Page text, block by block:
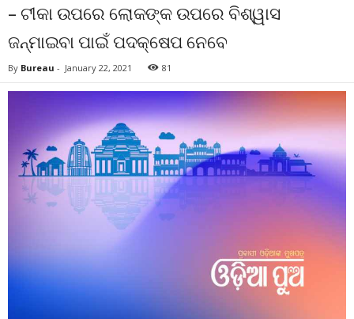
– ଟୀକା ଉପରେ ଲୋକଙ୍କ ଉପରେ ବିଶ୍ୱାସ
ଜନ୍ମାଇବା ପାଇଁ ପଦକ୍ଷେପ ନେବେ
By Bureau - January 22, 2021 81